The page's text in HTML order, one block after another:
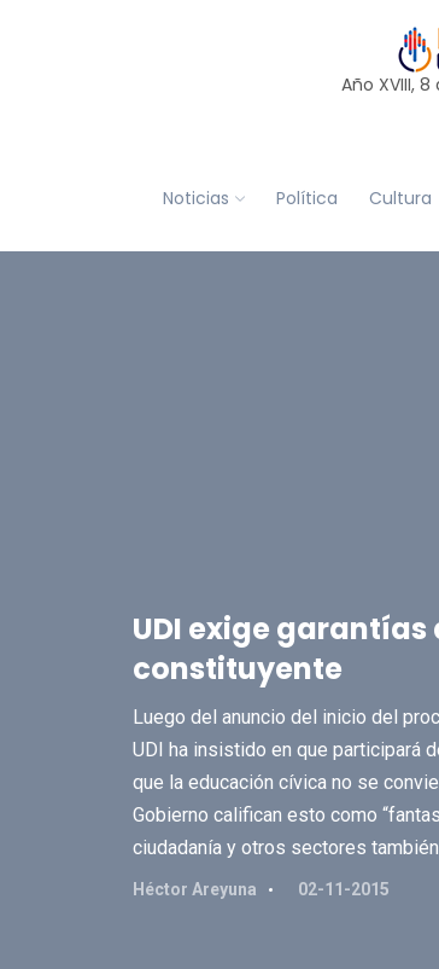
Año XVIII, 8
Noticias Política Cultura
UDI exige garantías
constituyente
Luego del anuncio del inicio del
UDI ha insistido en que participará
que la educación cívica no se
Gobierno califican esto como
ciudadanía y otros sectores
Héctor Areyuna 02-11-2015